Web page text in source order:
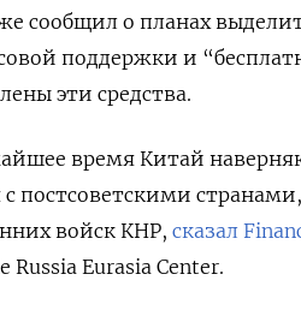
сообщил о планах
поддержки и
эти средства.
время Китай
постсоветскими
войск КНР, сказал
Russia Eurasia Center.